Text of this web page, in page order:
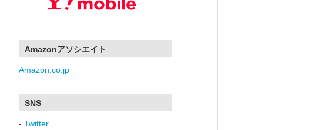
Amazonアソシエイト
Amazon.co.jp
SNS
- Twitter